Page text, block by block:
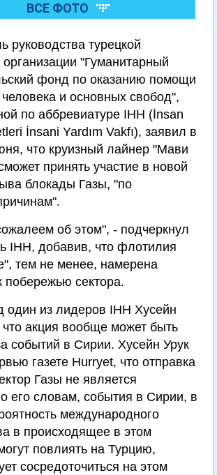
ВСЕ ФОТО
руководства турецкой
организации "Гуманитарный
фонд по оказанию помощи
и основных свобод",
по аббревиатуре IHH (İnsan
İnsani Yardım Vakfı), заявил в
что круизный лайнер "Мави
принять участие в новой
блокады Газы, "по
об этом", - подчеркнул
IHH, добавив, что флотилия
тем не менее, намерена
побережью сектора.
один из лидеров IHH Хусейн
что акция вообще может быть
событий в Сирии. Хусейн Урук
газете Hurryet, что отправка
Газы не является
его словам, события в Сирии, в
международного
в происходящее в этом
повлиять на Турцию,
сосредоточиться на этом